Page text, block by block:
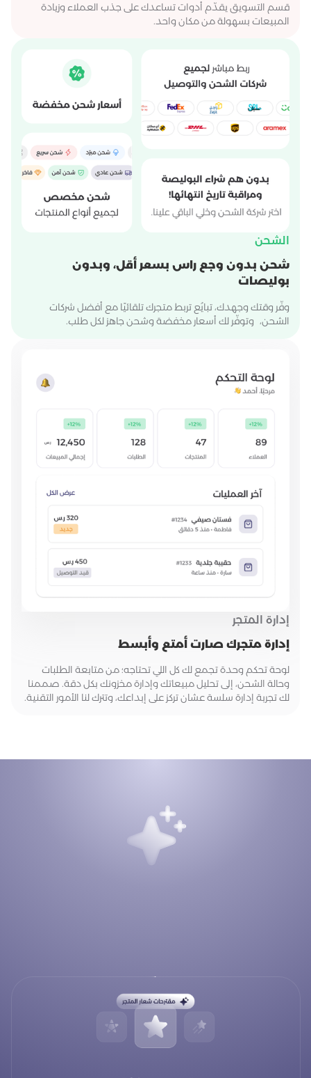
قسم التسويق يقدّم أدوات تساعدك على جذب العملاء وزيادة
المبيعات بسهولة من مكان واحد.
الشحن
شحن بدون وجع راس بسعر أقل، وبدون
بوليصات
وفّر وقتك وجهدك، تبايُع تربط متجرك تلقائيًا مع أفضل شركات
الشحن، وتوفّر لك أسعار مخفضة وشحن جاهز لكل طلب.
إدارة المتجر
إدارة متجرك صارت أمتع وأبسط
لوحة تحكم وحدة تجمع لك كل اللي تحتاجه؛ من متابعة الطلبات
وحالة الشحن، إلى تحليل مبيعاتك وإدارة مخزونك بكل دقة. صممنا
لك تجربة إدارة سلسة عشان تركز على إبداعك، وتترك لنا الأمور التقنية.